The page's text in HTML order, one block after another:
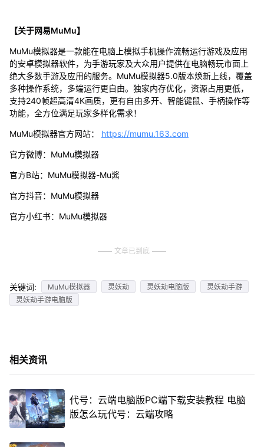
【关于网易MuMu】
MuMu模拟器是一款能在电脑上模拟手机操作流畅运行游戏及应用
的安卓模拟器软件，为手游玩家及大众用户提供在电脑畅玩市面上
绝大多数手游及应用的服务。MuMu模拟器5.0版本焕新上线，覆盖
多种操作系统，多端运行更自由。独家内存优化，资源占用更低，
支持240帧超高清4K画质，更有自由多开、智能键鼠、手柄操作等
功能，全方位满足玩家多样化需求！
MuMu模拟器官方网站： https://mumu.163.com
官方微博：MuMu模拟器
官方B站：MuMu模拟器-Mu酱
官方抖音：MuMu模拟器
官方小红书：MuMu模拟器
文章已到底
关键词: MuMu模拟器 灵妖劫 灵妖劫电脑版
灵妖劫手游
灵妖劫手游电脑版
相关资讯
代号：云端电脑版PC端下载安装教程 电脑
版怎么玩代号：云端攻略